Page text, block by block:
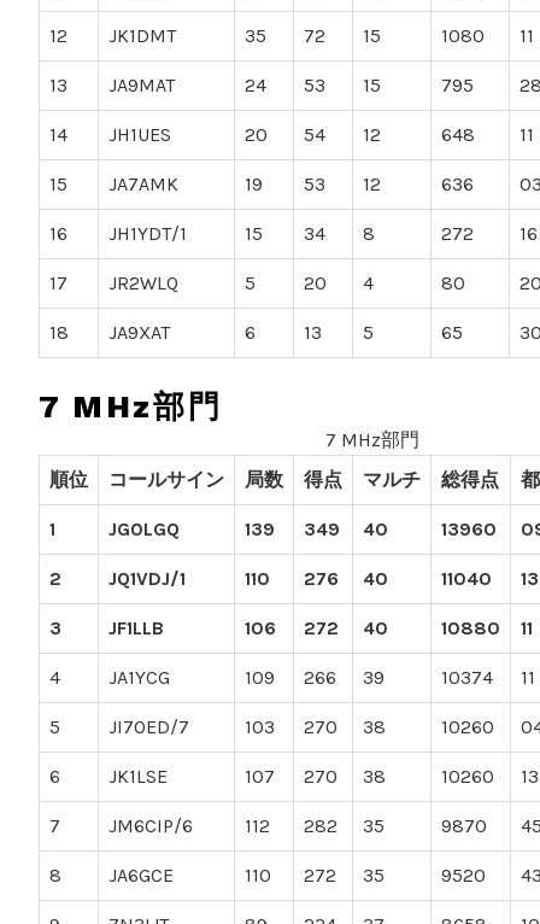
12 JK1DMT 35 72 15 1080 11
13 JA9MAT 24 53 15 795
14 JH1UES 20 54 12 648 11
15 JA7AMK 19 53 12 636
16 JH1YDT/1 15 34 8 272 16
17 JR2WLQ 5 20 4 80
18 JA9XAT 6 13 5 65
7 MHz部門
7 MHz部門
順位
コールサイン 局数 得点 マルチ 総得点
1 JG0LGQ 139 349 40 13960
2 JQ1VDJ/1 110 276 40 11040 13
3 JF1LLB 106 272 40 10880 11
4 JA1YCG 109 266 39 10374 11
5 JI7OED/7 103 270 38 10260
6 JK1LSE 107 270 38 10260 13
7 JM6CIP/6 112 282 35 9870
8 JA6GCE 110 272 35 9520